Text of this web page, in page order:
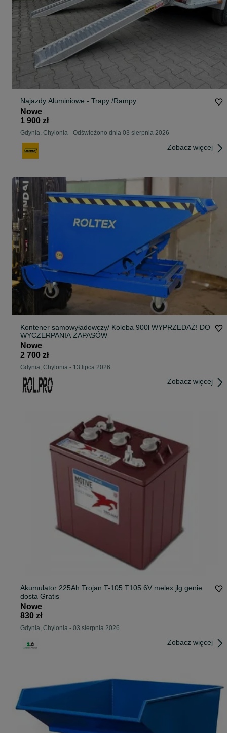
Najazdy Aluminiowe - Trapy /Rampy
Nowe
1 900 zł
Gdynia, Chylonia - Odświeżono dnia 03 sierpnia 2026
Zobacz więcej
Kontener samowyładowczy/ Koleba 900l WYPRZEDAŻ! DO
WYCZERPANIA ZAPASÓW
Nowe
2 700 zł
Gdynia, Chylonia - 13 lipca 2026
Zobacz więcej
Akumulator 225Ah Trojan T-105 T105 6V melex jlg genie
dosta Gratis
Nowe
830 zł
Gdynia, Chylonia - 03 sierpnia 2026
Zobacz więcej